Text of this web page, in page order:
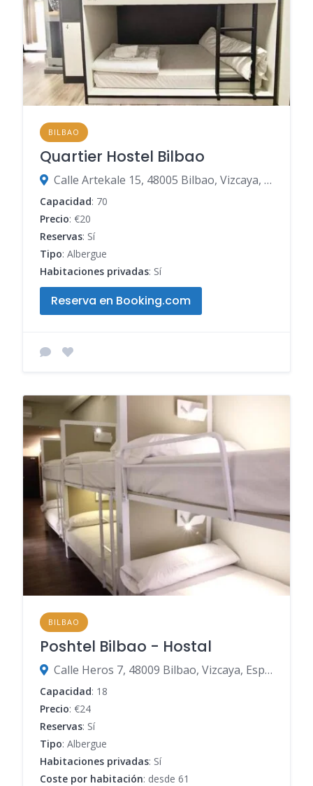
BILBAO
Quartier Hostel Bilbao
Calle Artekale 15, 48005 Bilbao, Vizcaya, España
Capacidad: 70
Precio: €20
Reservas: Sí
Tipo: Albergue
Habitaciones privadas: Sí
Reserva en Booking.com
BILBAO
Poshtel Bilbao - Hostal
Calle Heros 7, 48009 Bilbao, Vizcaya, España
Capacidad: 18
Precio: €24
Reservas: Sí
Tipo: Albergue
Habitaciones privadas: Sí
Coste por habitación: desde 61